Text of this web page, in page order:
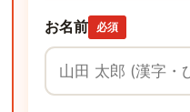
お名前 必須